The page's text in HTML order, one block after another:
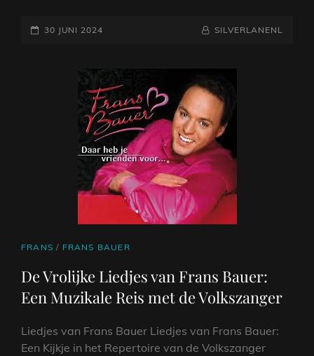
BAUER
LIEDJES
GEPLAATST
30 JUNI 2024 NAAMREGEL
BYLINE
SILVERLANENL
CAT
FRANS / FRANS BAUER
De Vrolijke Liedjes van Frans Bauer:
Een Muzikale Reis met de Volkszanger
Liedjes van Frans Bauer Liedjes van Frans Bauer:
Een Kijkje in het Repertoire van de Volkszanger